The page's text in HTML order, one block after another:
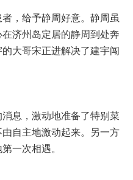
，给予静周好意。静周虽
济州岛定居的静周到处奔
大哥宋正进解决了建宇闯
息，激动地准备了特别菜
自主地激动起来。另一方
一次相遇。